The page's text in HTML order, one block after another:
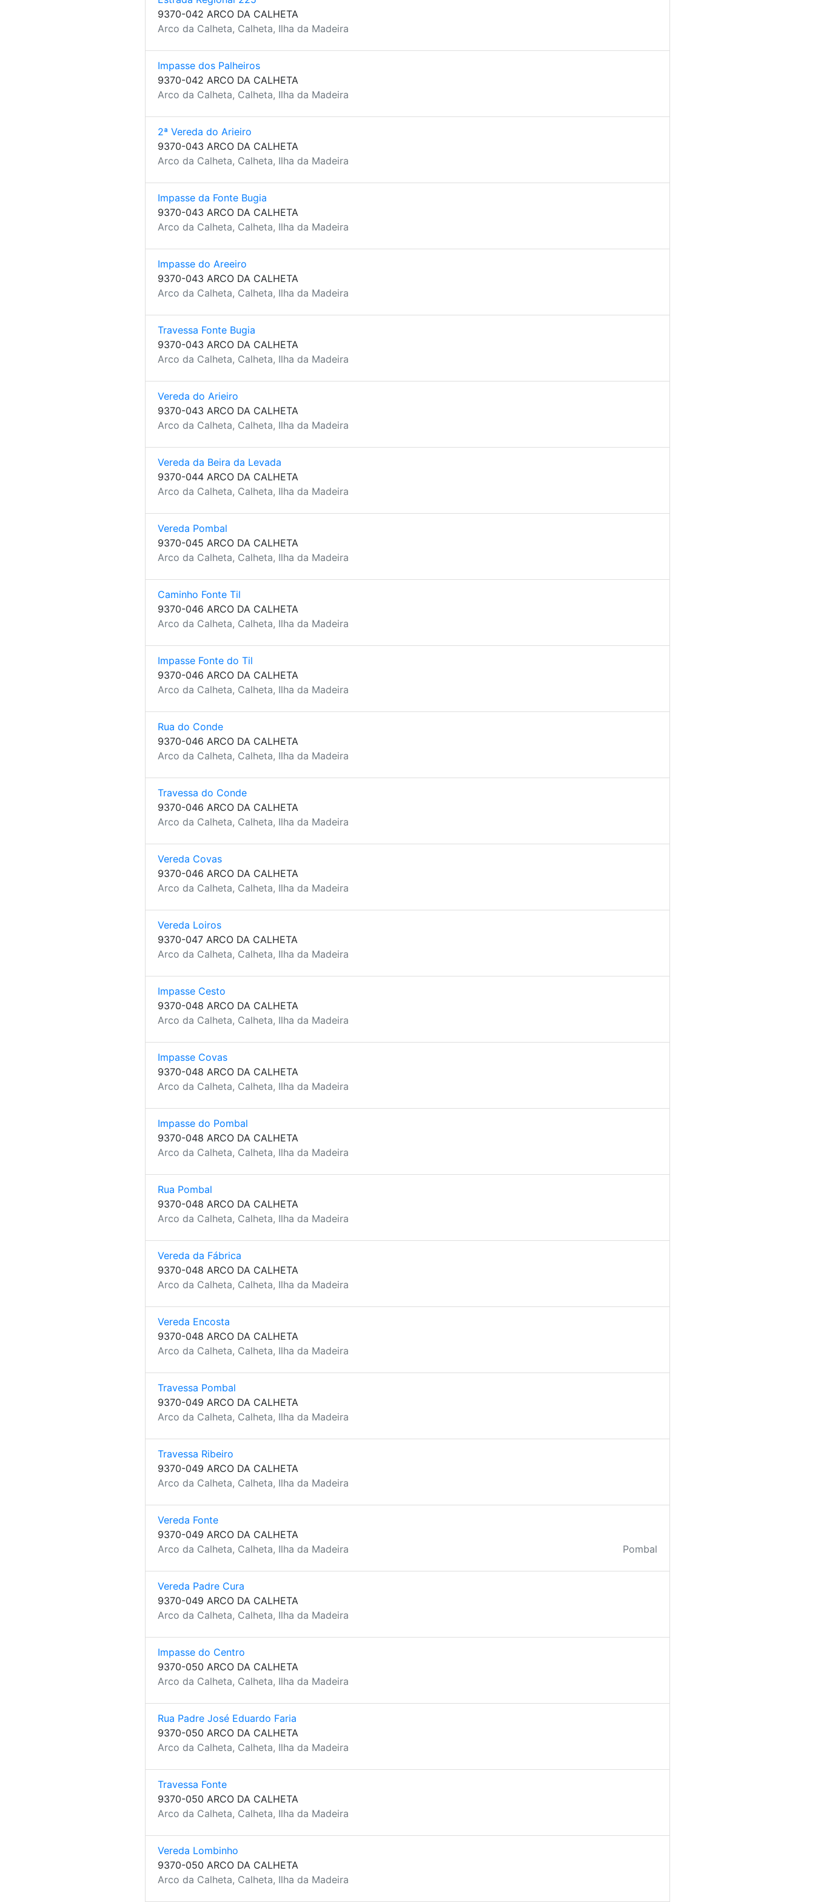
9370-042 ARCO DA CALHETA
Arco da Calheta, Calheta, Ilha da Madeira
Impasse dos Palheiros
9370-042 ARCO DA CALHETA
Arco da Calheta, Calheta, Ilha da Madeira
2ª Vereda do Arieiro
9370-043 ARCO DA CALHETA
Arco da Calheta, Calheta, Ilha da Madeira
Impasse da Fonte Bugia
9370-043 ARCO DA CALHETA
Arco da Calheta, Calheta, Ilha da Madeira
Impasse do Areeiro
9370-043 ARCO DA CALHETA
Arco da Calheta, Calheta, Ilha da Madeira
Travessa Fonte Bugia
9370-043 ARCO DA CALHETA
Arco da Calheta, Calheta, Ilha da Madeira
Vereda do Arieiro
9370-043 ARCO DA CALHETA
Arco da Calheta, Calheta, Ilha da Madeira
Vereda da Beira da Levada
9370-044 ARCO DA CALHETA
Arco da Calheta, Calheta, Ilha da Madeira
Vereda Pombal
9370-045 ARCO DA CALHETA
Arco da Calheta, Calheta, Ilha da Madeira
Caminho Fonte Til
9370-046 ARCO DA CALHETA
Arco da Calheta, Calheta, Ilha da Madeira
Impasse Fonte do Til
9370-046 ARCO DA CALHETA
Arco da Calheta, Calheta, Ilha da Madeira
Rua do Conde
9370-046 ARCO DA CALHETA
Arco da Calheta, Calheta, Ilha da Madeira
Travessa do Conde
9370-046 ARCO DA CALHETA
Arco da Calheta, Calheta, Ilha da Madeira
Vereda Covas
9370-046 ARCO DA CALHETA
Arco da Calheta, Calheta, Ilha da Madeira
Vereda Loiros
9370-047 ARCO DA CALHETA
Arco da Calheta, Calheta, Ilha da Madeira
Impasse Cesto
9370-048 ARCO DA CALHETA
Arco da Calheta, Calheta, Ilha da Madeira
Impasse Covas
9370-048 ARCO DA CALHETA
Arco da Calheta, Calheta, Ilha da Madeira
Impasse do Pombal
9370-048 ARCO DA CALHETA
Arco da Calheta, Calheta, Ilha da Madeira
Rua Pombal
9370-048 ARCO DA CALHETA
Arco da Calheta, Calheta, Ilha da Madeira
Vereda da Fábrica
9370-048 ARCO DA CALHETA
Arco da Calheta, Calheta, Ilha da Madeira
Vereda Encosta
9370-048 ARCO DA CALHETA
Arco da Calheta, Calheta, Ilha da Madeira
Travessa Pombal
9370-049 ARCO DA CALHETA
Arco da Calheta, Calheta, Ilha da Madeira
Travessa Ribeiro
9370-049 ARCO DA CALHETA
Arco da Calheta, Calheta, Ilha da Madeira
Vereda Fonte
9370-049 ARCO DA CALHETA
Arco da Calheta, Calheta, Ilha da Madeira
Pombal
Vereda Padre Cura
9370-049 ARCO DA CALHETA
Arco da Calheta, Calheta, Ilha da Madeira
Impasse do Centro
9370-050 ARCO DA CALHETA
Arco da Calheta, Calheta, Ilha da Madeira
Rua Padre José Eduardo Faria
9370-050 ARCO DA CALHETA
Arco da Calheta, Calheta, Ilha da Madeira
Travessa Fonte
9370-050 ARCO DA CALHETA
Arco da Calheta, Calheta, Ilha da Madeira
Vereda Lombinho
9370-050 ARCO DA CALHETA
Arco da Calheta, Calheta, Ilha da Madeira